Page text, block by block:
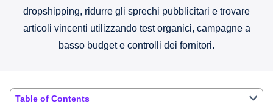
dropshipping, ridurre gli sprechi pubblicitari e trovare
articoli vincenti utilizzando test organici, campagne a
basso budget e controlli dei fornitori.
Table of Contents